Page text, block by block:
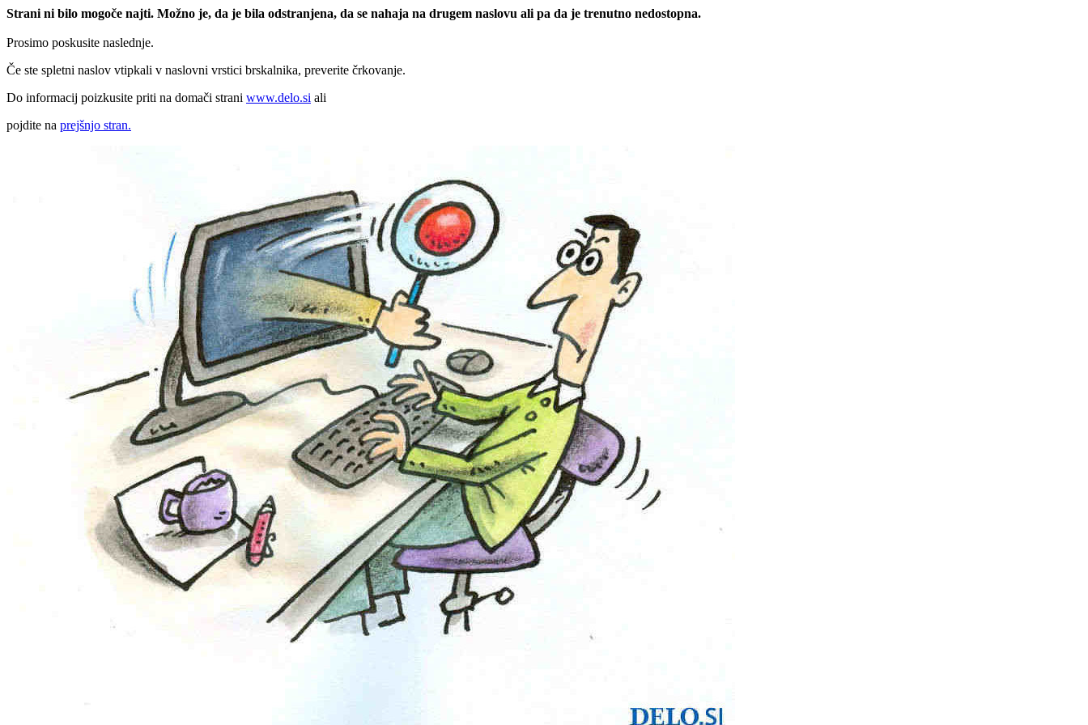
Strani ni bilo mogoče najti. Možno je, da je bila odstranjena, da se nahaja na drugem naslovu ali pa da je trenutno nedostopna.
Prosimo poskusite naslednje.
Če ste spletni naslov vtipkali v naslovni vrstici brskalnika, preverite črkovanje.
Do informacij poizkusite priti na domači strani www.delo.si ali
pojdite na prejšnjo stran.